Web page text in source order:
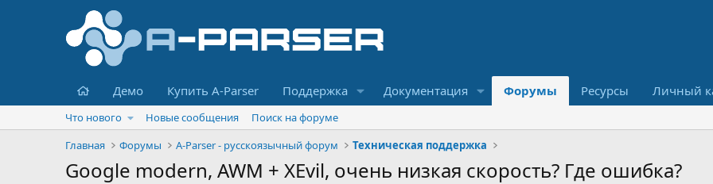
Главная
Демо Купить A-Parser Поддержка Документация Форумы Ресурсы Личный
Что нового Новые сообщения
Поиск на форуме
Главная
Форумы A-Parser - русскоязычный форум Техническая поддержка
Google modern, AWM + XEvil, очень низкая скорость? Где ошибка?